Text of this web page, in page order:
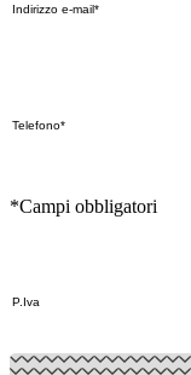
*Campi obbligatori